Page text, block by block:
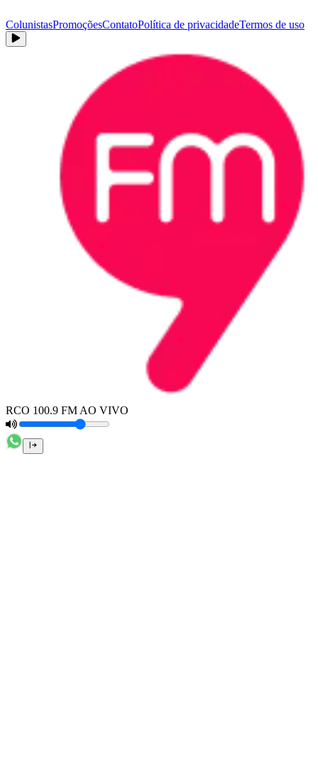
ColunistasPromoçõesContatoPolítica de privacidadeTermos de uso
RCO 100.9 FM AO VIVO